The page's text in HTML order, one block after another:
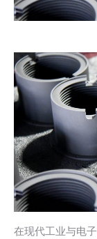
在现代工业与电